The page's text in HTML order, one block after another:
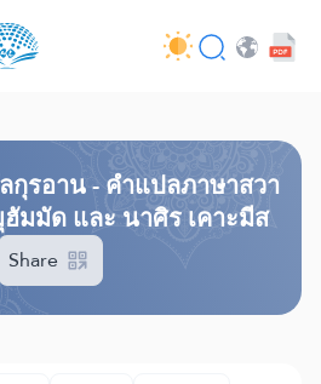
พัฒนา - API
ร
รอาน​ - คำแปลภาษาสวา
มมัด และ นาศิร เคาะมีส
Share